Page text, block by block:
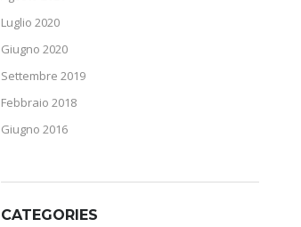
Luglio 2020
Giugno 2020
Settembre 2019
Febbraio 2018
Giugno 2016
CATEGORIES